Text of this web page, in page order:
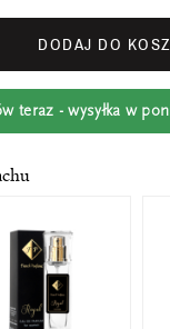
DODAJ DO
teraz - wysyłka w